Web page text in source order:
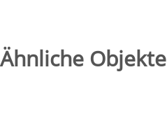
Ähnliche Objekte